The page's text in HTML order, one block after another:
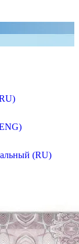
(RU)